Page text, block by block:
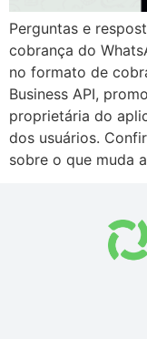
Perguntas e
cobrança do
no formato de
Business API,
proprietária do
dos usuários.
sobre o que muda